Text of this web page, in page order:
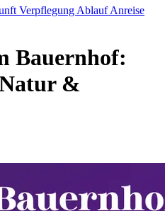
Verpflegung AblaufAnreise
Bauernhof:
&